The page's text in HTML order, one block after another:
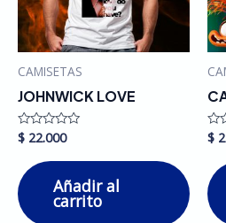
CAMISETAS
JOHNWICK LOVE
Valorado
en
de
5
$ 22.000
Añadir al
carrito
en
de
5
$